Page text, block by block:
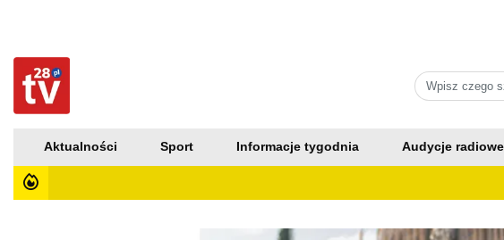
Aktualności Sport Informacje tygodnia Audycje radiowe